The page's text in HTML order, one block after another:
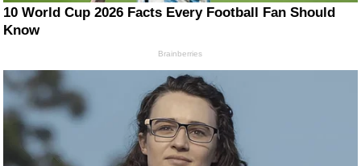
10 World Cup 2026 Facts Every Football Fan Should
Know
Brainberries